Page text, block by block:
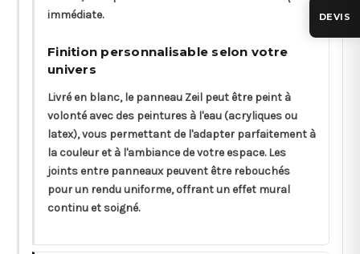
immédiate.
Finition personnalisable selon votre
univers
Livré en blanc, le panneau Zeil peut être peint à
volonté avec des peintures à l'eau (acryliques ou
latex), vous permettant de l'adapter parfaitement à
la couleur et à l'ambiance de votre espace. Les
joints entre panneaux peuvent être rebouchés
pour un rendu uniforme, offrant un effet mural
continu et soigné.
DEVIS